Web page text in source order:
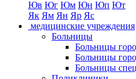
Юв Юг Юм Юн Юп Ют
Як Ям Ян Яр Яс
медицинские учреждения
Больницы
Больницы
Больницы
Больницы